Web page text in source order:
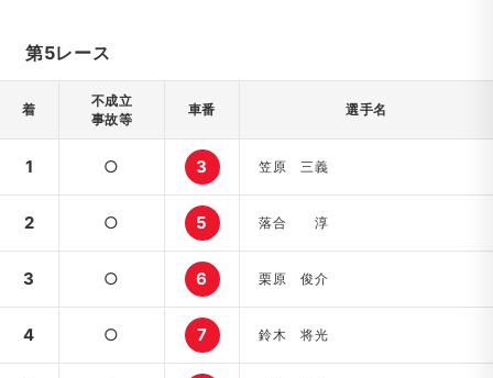
第5レース
着
不成立
事故等
車番 選手名
1 ○ 3 笠原 三義
2 ○ 5 落合 淳
3 ○ 6 栗原 俊介
4 ○ 7 鈴木 将光